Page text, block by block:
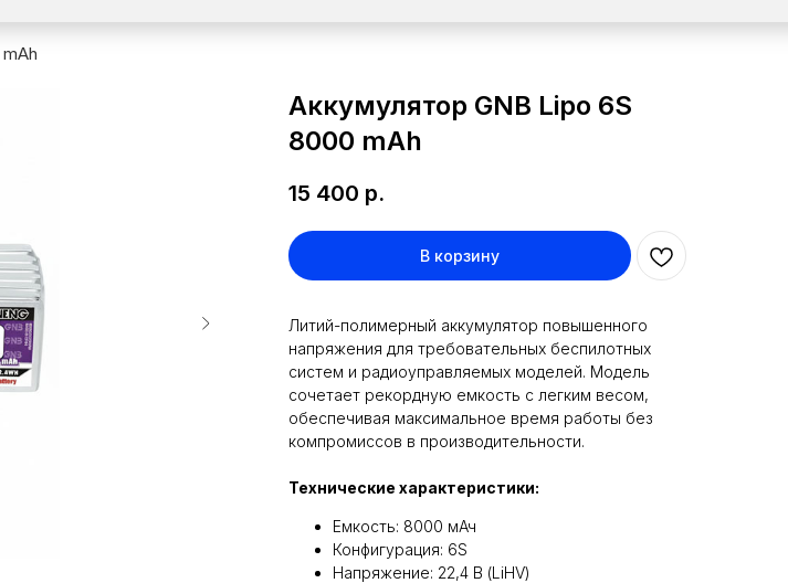
Аккумулятор GNB Lipo 6S
8000 mAh
15 400 р.
В корзину
Литий-полимерный аккумулятор повышенного
напряжения для требовательных беспилотных
систем и радиоуправляемых моделей. Модель
сочетает рекордную емкость с легким весом,
обеспечивая максимальное время работы без
компромиссов в производительности.
Технические характеристики:
Емкость: 8000 мАч
Конфигурация: 6S
Напряжение: 22,4 В (LiHV)